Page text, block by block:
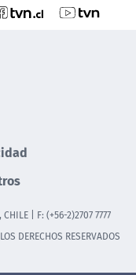
| F: (+56-2)2707 7777
DERECHOS RESERVADOS